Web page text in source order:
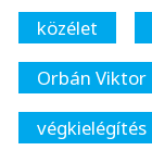
közélet
Orbán Viktor
végkielégítés